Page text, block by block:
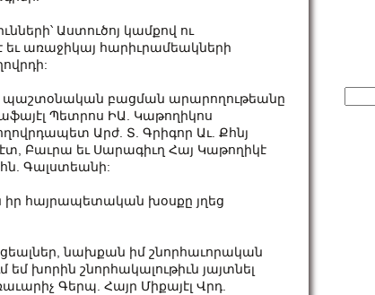
Աստուծոյ կամքով ու
առաջիկայ հարիւրամեակների
պաշտօնական բացման արարողութեանը
Պետրոս ԻԱ. Կաթողիկոս
Արժ. Տ. Գրիգոր Աւ. Քհնյ
Բաւրա եւ Սարագիւղ Հայ Կաթողիկէ
Գալստեանի:
իր հայրապետական խօսքը յղեց
նախքան իմ շնորհաւորական
եմ խորին շնորհակալութիւն յայտնել
Գերպ. Հայր Միքայէլ Վրդ.
for: